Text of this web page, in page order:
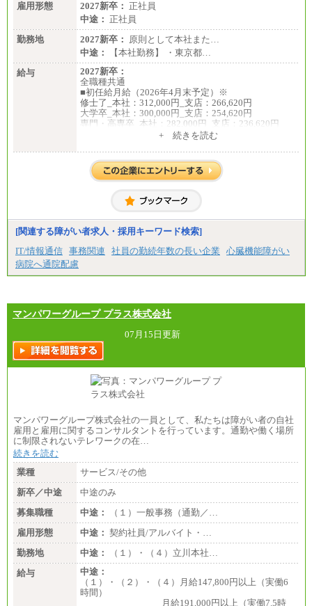
雇用形態
2027新卒： 正社員
中途： 正社員
勤務地
2027新卒： 原則として本社また…
中途：
【本社勤務】 ・東京都…
給与
2027新卒：
全職種共通
■初任給月給（2026年4月末予定）※
修士了_本社：312,000円_支店：266,620円
大学卒_本社：300,000円_支店：254,620円
専門・高専卒_本社：282,000円_支店：236,620円
中途：
月給（本社）：213,030円＋諸手当
月給（支店）：164,920円～189,700円＋諸手当
※上記はフルタイム勤務で残業ゼロの場合の標準的
な月額モデルとして掲載。
※上記のほか、ボーナス支給あり
年収（本社）：330万～380万（フルタイムで標準的
なボーナス込みの金額です。上限金額は全社平均20
時間の残業込み）
※雇用形態についての補足：事務系職務限定の正社
員となります
+ 続きを読む
[関連する障がい者求人・採用キーワード検索]
IT/情報通信 事務関連 社員の勤続年数の長い企業
心臓機能障がい
病院へ通院配慮
マンパワーグループ プラス株式会社
07月15日更新
マンパワーグループ株式会社の一員として、私たちは障がい者の自社
雇用と雇用に関するコンサルタントを行っています。通勤や働く場所
に制限されないテレワークの在…
続きを読む
業種
サービス/その他
新卒／中途
中途のみ
募集職種
中途：
（１）一般事務（通勤／…
雇用形態
中途： 契約社員/アルバイト・…
勤務地
中途：
（１）・（４）立川本社…
給与
中途：
（１）・（２）・（４）月給147,800円以上（実働6
時間）
月給191,000円以上（実働7.5時